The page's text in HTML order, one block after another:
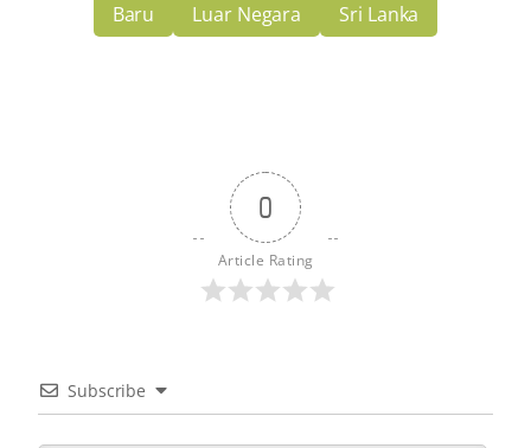
Baru Luar Negara Sri Lanka
0
Article Rating
Subscribe